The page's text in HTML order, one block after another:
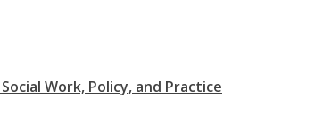
Work, Policy, and Practice